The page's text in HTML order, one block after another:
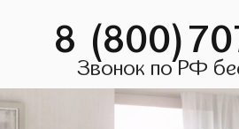
8
Звонок по РФ